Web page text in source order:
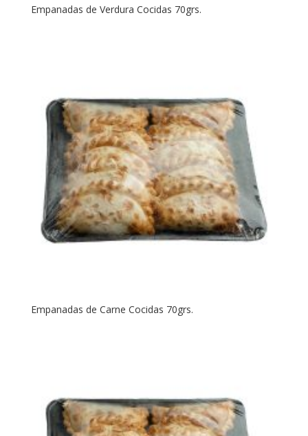
Empanadas de Verdura Cocidas 70grs.
Empanadas de Carne Cocidas 70grs.